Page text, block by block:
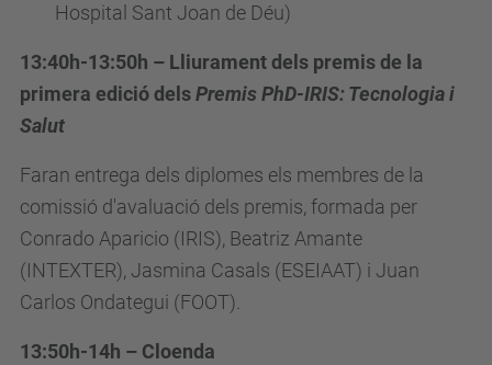
Hospital Sant Joan de Déu)
13:40h-13:50h – Lliurament dels premis de la
primera edició delsPremis PhD-IRIS: Tecnologia i
Salut
Faran entrega dels diplomes els membres de la
comissió d'avaluació dels premis, formada per
Conrado Aparicio (IRIS), Beatriz Amante
(INTEXTER), Jasmina Casals (ESEIAAT) i Juan
Carlos Ondategui (FOOT).
13:50h-14h – Cloenda